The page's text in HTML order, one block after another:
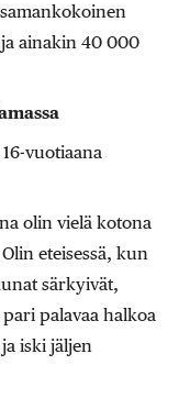
ainakin 40 000
vuotiaana
olin vielä kotona
eteisessä, kun
särkyivät,
palavaa halkoa
iski jäljen